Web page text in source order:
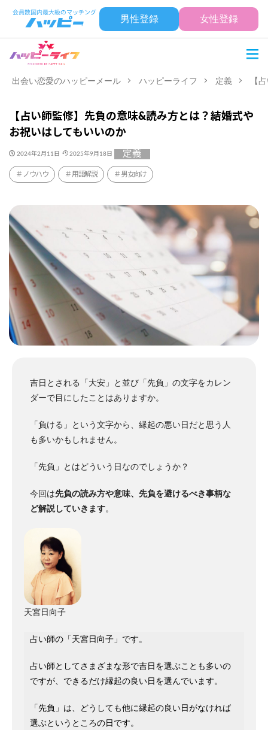
男性登録 女性登録
出会い恋愛のハッピーメール ハッピーライフ 定義 【
【占い師監修】先負の意味&読み方とは？結婚式や
お祝いはしてもいいのか
2024年2月11日 2025年9月18日 定義
ノウハウ 用語解説 男女向け
吉日とされる「大安」と並び「先負」の文字をカレン
ダーで目にしたことはありますか。
「負ける」という文字から、縁起の悪い日だと思う人
も多いかもしれません。
「先負」とはどういう日なのでしょうか？
今回は先負の読み方や意味、先負を避けるべき事柄な
ど解説していきます。
天宮日向子
占い師の「天宮日向子」です。
占い師としてさまざまな形で吉日を選ぶことも多いの
ですが、できるだけ縁起の良い日を選んでいます。
「先負」は、どうしても他に縁起の良い日がなければ
選ぶというところの日です。